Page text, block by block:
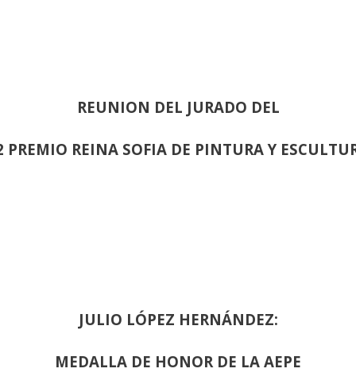
REUNION DEL JURADO DEL
PREMIO REINA SOFIA DE PINTURA Y
JULIO LÓPEZ HERNÁNDEZ:
MEDALLA DE HONOR DE LA AEPE